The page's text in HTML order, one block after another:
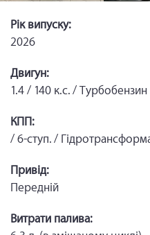
Рік випуску:
2026
Двигун:
1.4 / 140 к.с. / Турбобензин
КПП:
/ 6-ступ. /
Привід:
Передній
Витрати палива: